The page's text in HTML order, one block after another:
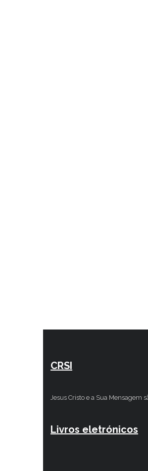
CRSI
Jesus Cristo e a Sua Mensagem
Livros eletrónicos